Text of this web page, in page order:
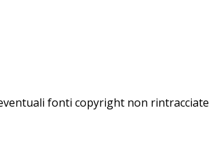
fonti copyright non rintracciate